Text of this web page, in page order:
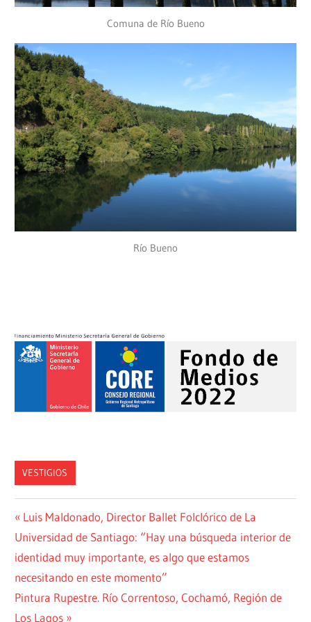
Comuna de Río Bueno
Río Bueno
VESTIGIOS
Post
navigation
Previous
Post:
Luis Maldonado, Director Ballet Folclórico de La
Universidad de Santiago: “Hay una búsqueda interior de
identidad muy importante, es algo que estamos
necesitando en este momento”
Next
Post:
Pintura Rupestre. Río Correntoso, Cochamó, Región de
Los Lagos